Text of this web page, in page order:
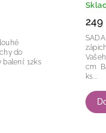
do
249
SADA
Vašeho dortu.
cm Barva: zelené Počet kusů v balení: 20
ks...